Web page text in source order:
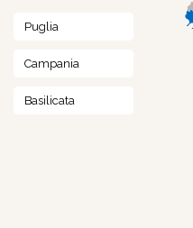
Puglia
Campania
Basilicata